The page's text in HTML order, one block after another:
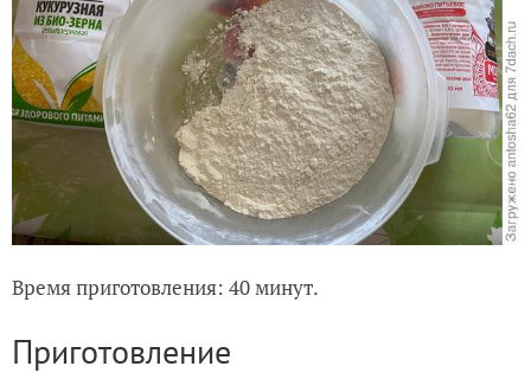
Время приготовления: 40 минут.
Приготовление